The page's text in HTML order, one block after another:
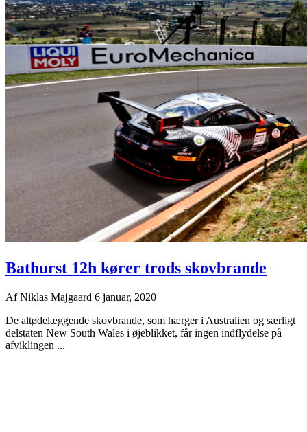
Bathurst 12h kører trods skovbrande
AfNiklas Majgaard 6 januar, 2020
De altødelæggende skovbrande, som hærger i Australien og særligt
delstaten New South Wales i øjeblikket, får ingen indflydelse på
afviklingen ...